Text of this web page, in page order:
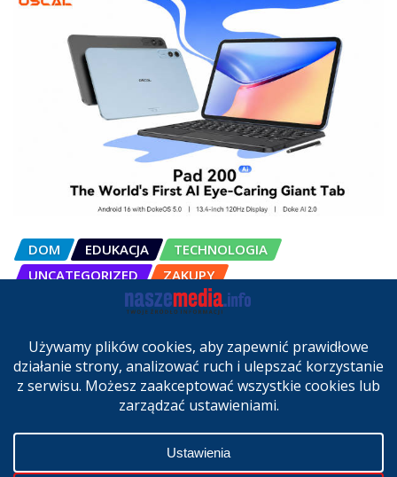
DOM EDUKACJA
TECHNOLOGIA
UNCATEGORIZED
ZAKUPY
OSCAL Pad 200 alternatywą dla
sprzedaży w Polsce
cze 27, 2026